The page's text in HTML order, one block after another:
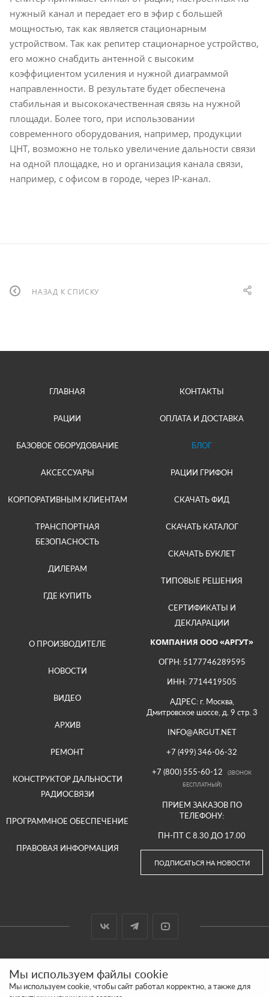
нужный канал и передает его в эфир с большей
мощностью, так как является стационарным
устройством. Так как репитер стационарное устройство,
его можно снабдить антенной с высоким
коэффициентом усиления и нужной диаграммой
направленности. В результате будет обеспечена
стабильная и высококачественная связь на нужной
площади. Более того, при использовании
современного оборудования, например, продукции
ЦНТ, возможно не только увеличение дальности связи
на одной площадке, но и организация канала связи,
например, с офисом в городе, через IP-канал.
НАЗАД К СПИСКУ
ГЛАВНАЯ
РАЦИИ
БАЗОВОЕ ОБОРУДОВАНИЕ
АКСЕССУАРЫ
КОРПОРАТИВНЫМ КЛИЕНТАМ
ТРАНСПОРТНАЯ
БЕЗОПАСНОСТЬ
ДИЛЕРАМ
ГДЕ КУПИТЬ
КОНТАКТЫ
ОПЛАТА И ДОСТАВКА
БЛОГ
РАЦИИ ГРИФОН
СКАЧАТЬ ФИД
СКАЧАТЬ КАТАЛОГ
СКАЧАТЬ БУКЛЕТ
ТИПОВЫЕ РЕШЕНИЯ
СЕРТИФИКАТЫ И
ДЕКЛАРАЦИИ
О ПРОИЗВОДИТЕЛЕ
НОВОСТИ
ВИДЕО
АРХИВ
РЕМОНТ
КОНСТРУКТОР ДАЛЬНОСТИ
РАДИОСВЯЗИ
ПРОГРАММНОЕ ОБЕСПЕЧЕНИЕ
ПРАВОВАЯ ИНФОРМАЦИЯ
КОМПАНИЯ ООО «АРГУТ»
ОГРН: 5177746289595
ИНН: 7714419505
АДРЕС: г. Москва,
Дмитровское шоссе, д. 9 стр. 3
INFO@ARGUT.NET
+7 (499) 346-06-32
+7 (800) 555-60-12
(ЗВОНОК
БЕСПЛАТНЫЙ)
ПРИЕМ ЗАКАЗОВ ПО
ТЕЛЕФОНУ:
ПН-ПТ С 8.30 ДО 17.00
ПОДПИСАТЬСЯ НА НОВОСТИ
САЙТ СДЕЛАН И ПРОДВИГАЕТСЯ В SITE UP
Мы используем файлы cookie
Мы используем cookie, чтобы сайт работал корректно, а также для